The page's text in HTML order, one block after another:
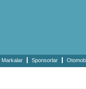
Markalar Sponsorlar